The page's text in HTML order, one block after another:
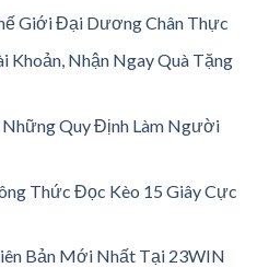
Giới Đại Dương Chân Thực
Khoản, Nhận Ngay Quà Tặng
Quy Định Làm Người
Thức Đọc Kèo 15 Giây Cực
Bản Mới Nhất Tại 23WIN